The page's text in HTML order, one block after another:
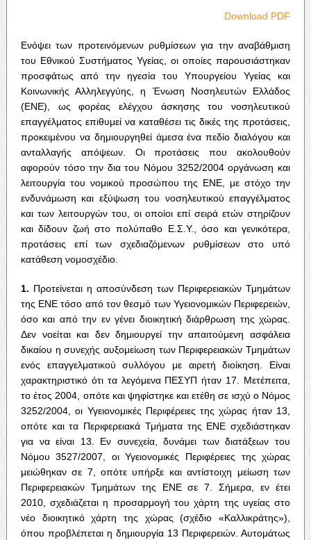
Download PDF
Ενόψει των προτεινόμενων ρυθμίσεων για την αναβάθμιση
του Εθνικού Συστήματος Υγείας, οι οποίες παρουσιάστηκαν
προσφάτως από την ηγεσία του Υπουργείου Υγείας και
Κοινωνικής Αλληλεγγύης, η Ένωση Νοσηλευτών Ελλάδος
(ΕΝΕ), ως φορέας ελέγχου άσκησης του νοσηλευτικού
επαγγέλματος επιθυμεί να καταθέσει τις δικές της προτάσεις,
προκειμένου να δημιουργηθεί άμεσα ένα πεδίο διαλόγου και
ανταλλαγής απόψεων. Οι προτάσεις που ακολουθούν
αφορούν τόσο την δια του Νόμου 3252/2004 οργάνωση και
λειτουργία του νομικού προσώπου της ΕΝΕ, με στόχο την
ενδυνάμωση και εξύψωση του νοσηλευτικού επαγγέλματος
και των λειτουργών του, οι οποίοι επί σειρά ετών στηρίζουν
και δίδουν ζωή στο πολύπαθο Ε.Σ.Υ., όσο και γενικότερα,
προτάσεις επί των σχεδιαζόμενων ρυθμίσεων στο υπό
κατάθεση νομοσχέδιο.
1. Προτείνεται η αποσύνδεση των Περιφερειακών Τμημάτων
της ΕΝΕ τόσο από τον θεσμό των Υγειονομικών Περιφερειών,
όσο και από την εν γένει διοικητική διάρθρωση της χώρας.
Δεν νοείται και δεν δημιουργεί την απαιτούμενη ασφάλεια
δικαίου η συνεχής αυξομείωση των Περιφερειακών Τμημάτων
ενός επαγγελματικού συλλόγου με αιρετή διοίκηση. Είναι
χαρακτηριστικό ότι τα λεγόμενα ΠΕΣΥΠ ήταν 17. Μετέπειτα,
το έτος 2004, οπότε και ψηφίστηκε και ετέθη σε ισχύ ο Νόμος
3252/2004, οι Υγειονομικές Περιφέρειες της χώρας ήταν 13,
οπότε και τα Περιφερειακά Τμήματα της ΕΝΕ σχεδιάστηκαν
για να είναι 13. Εν συνεχεία, δυνάμει των διατάξεων του
Νόμου 3527/2007, οι Υγειονομικές Περιφέρειες της χώρας
μειώθηκαν σε 7, οπότε υπήρξε και αντίστοιχη μείωση των
Περιφερειακών Τμημάτων της ΕΝΕ σε 7. Σήμερα, εν έτει
2010, σχεδιάζεται η προσαρμογή του χάρτη της υγείας στο
νέο διοικητικό χάρτη της χώρας (σχέδιο «Καλλικράτης»),
όπου προβλέπεται η δημιουργία 13 Περιφερειών. Αυτομάτως